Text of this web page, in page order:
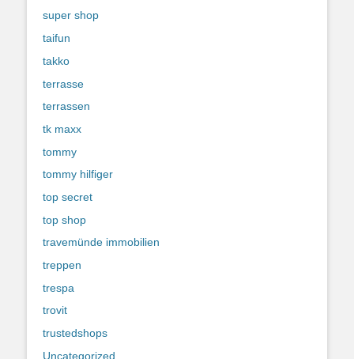
super shop
taifun
takko
terrasse
terrassen
tk maxx
tommy
tommy hilfiger
top secret
top shop
travemünde immobilien
treppen
trespa
trovit
trustedshops
Uncategorized